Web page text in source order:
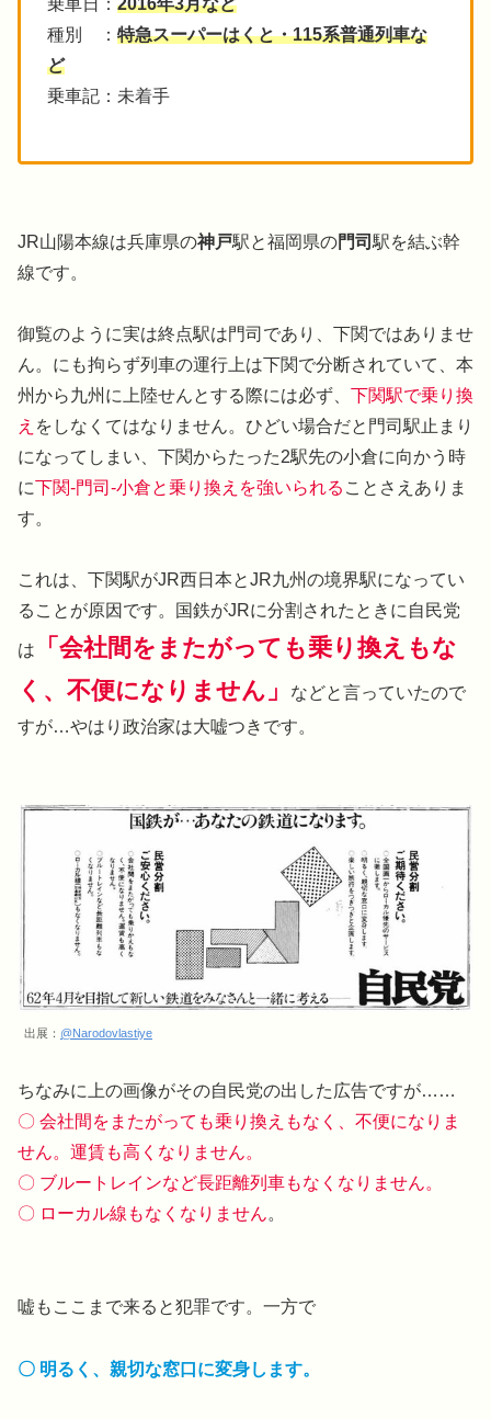
乗車日： 2016年3月など
種別 ： 特急スーパーはくと・115系普通列車な
ど
乗車記：未着手
JR山陽本線は兵庫県の神戸駅と福岡県の門司 駅を結ぶ幹
線です。
御覧のように実は終点駅は門司であり、下関ではありませ
ん。にも拘らず列車の運行上は下関で分断されていて、本
州から九州に上陸せんとする際には必ず、 下関駅で乗り換
え をしなくてはなりません。ひどい場合だと門司駅止まり
になってしまい、下関からたった2駅先の小倉に向かう時
に下関-門司-小倉と乗り換えを強いられる ことさえありま
す。
これは、下関駅がJR西日本とJR九州の境界駅になってい
ることが原因です。国鉄がJRに分割されたときに自民党
は
「会社間をまたがっても乗り換えもな
く、不便になりません」
などと言っていたので
すが…やはり政治家は大嘘つきです。
出展： @Narodovlastiye
ちなみに上の画像がその自民党の出した広告ですが……
〇 会社間をまたがっても乗り換えもなく、不便になりま
せん。運賃も高くなりません。
〇 ブルートレインなど長距離列車もなくなりません。
〇 ローカル線もなくなりません。
嘘もここまで来ると犯罪です。一方で
〇 明るく、親切な窓口に変身します。